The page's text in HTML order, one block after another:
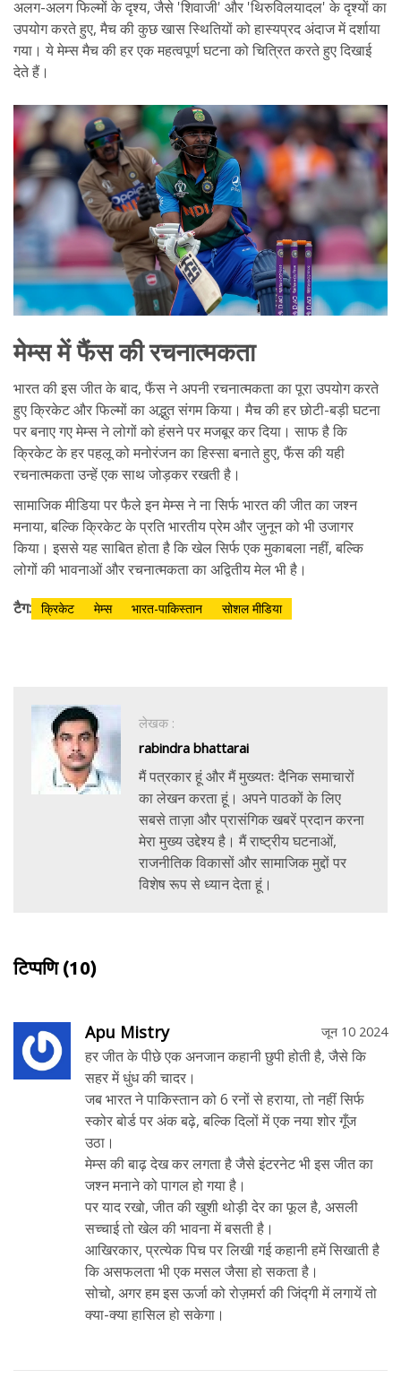
अलग-अलग फिल्मों के दृश्य, जैसे 'शिवाजी' और 'थिरुविलयादल' के दृश्यों का
उपयोग करते हुए, मैच की कुछ खास स्थितियों को हास्यप्रद अंदाज में दर्शाया
गया। ये मेम्स मैच की हर एक महत्वपूर्ण घटना को चित्रित करते हुए दिखाई
देते हैं।
मेम्स में फैंस की रचनात्मकता
भारत की इस जीत के बाद, फैंस ने अपनी रचनात्मकता का पूरा उपयोग करते
हुए क्रिकेट और फिल्मों का अद्भुत संगम किया। मैच की हर छोटी-बड़ी घटना
पर बनाए गए मेम्स ने लोगों को हंसने पर मजबूर कर दिया। साफ है कि
क्रिकेट के हर पहलू को मनोरंजन का हिस्सा बनाते हुए, फैंस की यही
रचनात्मकता उन्हें एक साथ जोड़कर रखती है।
सामाजिक मीडिया पर फैले इन मेम्स ने ना सिर्फ भारत की जीत का जश्न
मनाया, बल्कि क्रिकेट के प्रति भारतीय प्रेम और जुनून को भी उजागर
किया। इससे यह साबित होता है कि खेल सिर्फ एक मुकाबला नहीं, बल्कि
लोगों की भावनाओं और रचनात्मकता का अद्वितीय मेल भी है।
टैग: क्रिकेट मेम्स भारत-पाकिस्तान सोशल मीडिया
लेखक :
rabindra bhattarai
मैं पत्रकार हूं और मैं मुख्यतः दैनिक समाचारों
का लेखन करता हूं। अपने पाठकों के लिए
सबसे ताज़ा और प्रासंगिक खबरें प्रदान करना
मेरा मुख्य उद्देश्य है। मैं राष्ट्रीय घटनाओं,
राजनीतिक विकासों और सामाजिक मुद्दों पर
विशेष रूप से ध्यान देता हूं।
टिप्पणि (10)
Apu Mistry जून 10 2024
हर जीत के पीछे एक अनजान कहानी छुपी होती है, जैसे कि
सहर में धुंध की चादर।
जब भारत ने पाकिस्तान को 6 रनों से हराया, तो नहीं सिर्फ
स्कोर बोर्ड पर अंक बढ़े, बल्कि दिलों में एक नया शोर गूँज
उठा।
मेम्स की बाढ़ देख कर लगता है जैसे इंटरनेट भी इस जीत का
जश्न मनाने को पागल हो गया है।
पर याद रखो, जीत की खुशी थोड़ी देर का फूल है, असली
सच्चाई तो खेल की भावना में बसती है।
आखिरकार, प्रत्येक पिच पर लिखी गई कहानी हमें सिखाती है
कि असफलता भी एक मसल जैसा हो सकता है।
सोचो, अगर हम इस ऊर्जा को रोज़मर्रा की जिंद्गी में लगायें तो
क्या-क्या हासिल हो सकेगा।